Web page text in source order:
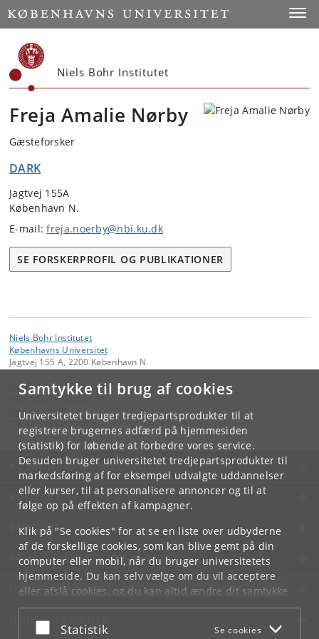
Samtykke til brug af cookies
Universitetet bruger tredjepartsprodukter til at
registrere brugernes adfærd på hjemmesiden
(statistik) for løbende at forbedre vores service.
Desuden bruger universitetet tredjepartsprodukter til
markedsføring af for eksempel udvalgte uddannelser
eller kurser, til at personalisere annoncer og til at
følge op på effekten af kampagner.
Klik på "Se cookies" for at se en liste over udbyderne
af de forskellige cookies, som kan blive gemt på din
computer eller mobil, når du bruger universitetets
hjemmeside. Du kan selv vælge om du vil acceptere
eller afslå cookies, og du kan altid ændre dit samtykke
underCookie- og privatlivspolitiksom du finder i
bunden af hver side.
Acceptér eller afslå
Statistik Se cookies
Start
Niels Bohr Institutet
Freja Amalie Nørby
Gæsteforsker
DARK
Jagtvej 155A
København N.
E-mail:freja.noerby@nbi.ku.dk
SE FORSKERPROFIL OG PUBLIKATIONER
Niels Bohr Institutet
Københavns Universitet
Jagtvej 155 A, 2200 København N.
Kontakt:
Niels Bohr Institutet
NBI@ nbi ku.dk
KØBENHAVNS UNIVERSITET
KONTAKT
SERVICES
FOR STUDERENDE OG ANSATTE
JOB OG KARRIERE
NØDSITUATIONER